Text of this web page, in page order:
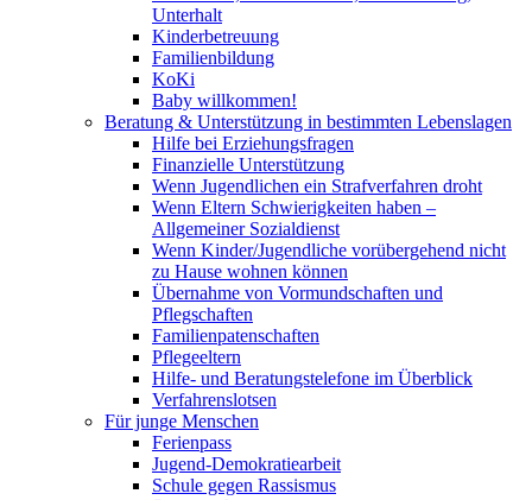
Unterhalt
Kinderbetreuung
Familienbildung
KoKi
Baby willkommen!
Beratung & Unterstützung in bestimmten Lebenslagen
Hilfe bei Erziehungsfragen
Finanzielle Unterstützung
Wenn Jugendlichen ein Strafverfahren droht
Wenn Eltern Schwierigkeiten haben –
Allgemeiner Sozialdienst
Wenn Kinder/Jugendliche vorübergehend nicht
zu Hause wohnen können
Übernahme von Vormundschaften und
Pflegschaften
Familienpatenschaften
Pflegeeltern
Hilfe- und Beratungstelefone im Überblick
Verfahrenslotsen
Für junge Menschen
Ferienpass
Jugend-Demokratiearbeit
Schule gegen Rassismus